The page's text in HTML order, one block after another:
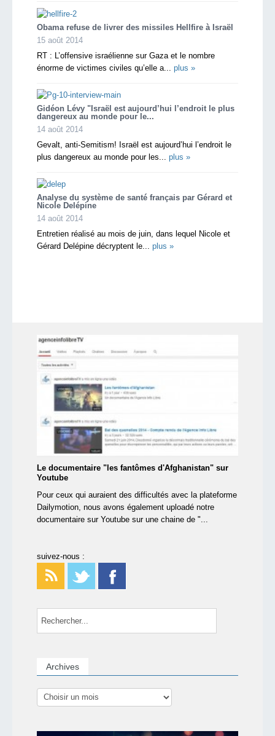
Obama refuse de livrer des missiles Hellfire à Israël
15 août 2014
RT : L’offensive israélienne sur Gaza et le nombre
énorme de victimes civiles qu’elle a... plus »
Gidéon Lévy "Israël est aujourd’hui l’endroit le plus
dangereux au monde pour le...
14 août 2014
Gevalt, anti-Semitism! Israël est aujourd’hui l’endroit le
plus dangereux au monde pour les... plus »
Analyse du système de santé français par Gérard et
Nicole Delépine
14 août 2014
Entretien réalisé au mois de juin, dans lequel Nicole et
Gérard Delépine décryptent le... plus »
Le documentaire "les fantômes d'Afghanistan" sur
Youtube
Pour ceux qui auraient des difficultés avec la plateforme
Dailymotion, nous avons également uploadé notre
documentaire sur Youtube sur une chaine de "...
suivez-nous :
Archives